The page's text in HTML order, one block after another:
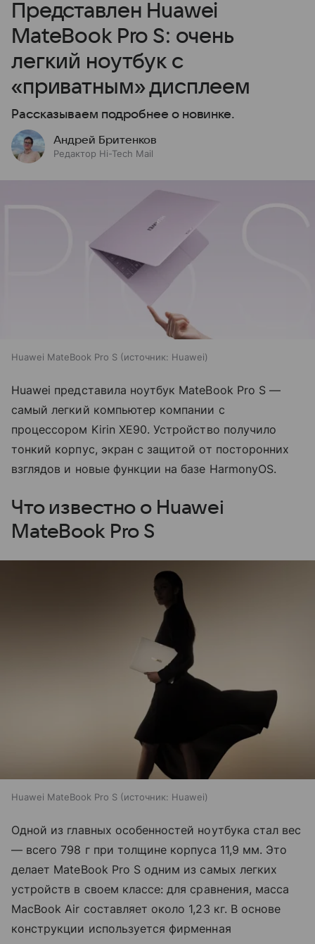
Представлен Huawei
MateBook Pro S: очень
легкий ноутбук с
«приватным» дисплеем
Рассказываем подробнее о новинке.
Андрей Бритенков
Редактор Hi-Tech Mail
Huawei MateBook Pro S источник: Huawei
Huawei представила ноутбук MateBook Pro S —
самый легкий компьютер компании с
процессором Kirin XE90. Устройство получило
тонкий корпус, экран с защитой от посторонних
взглядов и новые функции на базе HarmonyOS.
Что известно о Huawei
MateBook Pro S
Huawei MateBook Pro S источник: Huawei
Одной из главных особенностей ноутбука стал вес
— всего 798 г при толщине корпуса 11,9 мм. Это
делает MateBook Pro S одним из самых легких
устройств в своем классе: для сравнения, масса
MacBook Air составляет около 1,23 кг. В основе
конструкции используется фирменная